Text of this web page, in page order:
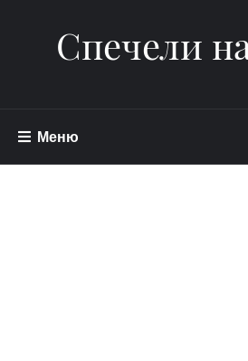
Спечели
Меню